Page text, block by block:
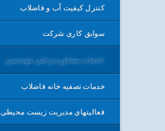
كنترل كيفيت آب و فاضلاب
سوابق کاری شرکت
خدمات مشاوره و فني مهندسي
خدمات تصفیه خانه فاضلاب
فعالیتهای مدیریت زیست محیطی